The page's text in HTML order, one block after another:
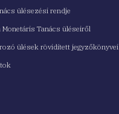
ülésezési rendje
Monetáris Tanács üléseiről
ülések rövidített jegyzőkönyvei